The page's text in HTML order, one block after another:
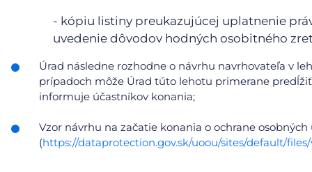
- kópiu listiny preukazujúcej uplatnenie
uvedenie dôvodov hodných osobitného
Úrad následne rozhodne o návrhu navrhovateľa v
prípadoch môže Úrad túto lehotu primerane
informuje účastníkov konania;
Vzor návrhu na začatie konania o ochrane
(https://dataprotection.gov.sk/uoou/sites/default/